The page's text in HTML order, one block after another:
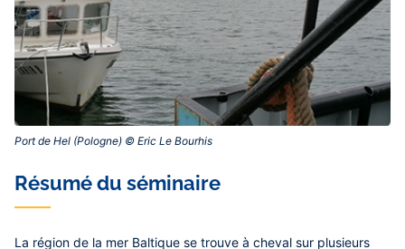
Port de Hel (Pologne) © Eric Le Bourhis‎
Contenu
central
Résumé du séminaire
La région de la mer Baltique se trouve à cheval sur plusieurs